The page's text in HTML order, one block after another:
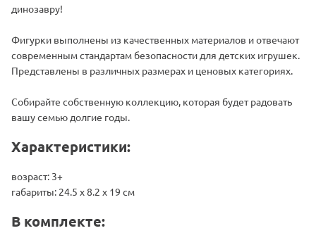
динозавру!
Фигурки выполнены из качественных материалов и отвечают
современным стандартам безопасности для детских игрушек.
Представлены в различных размерах и ценовых категориях.
Собирайте собственную коллекцию, которая будет радовать
вашу семью долгие годы.
Характеристики:
возраст: 3+
габариты: 24.5 х 8.2 х 19 см
В комплекте: